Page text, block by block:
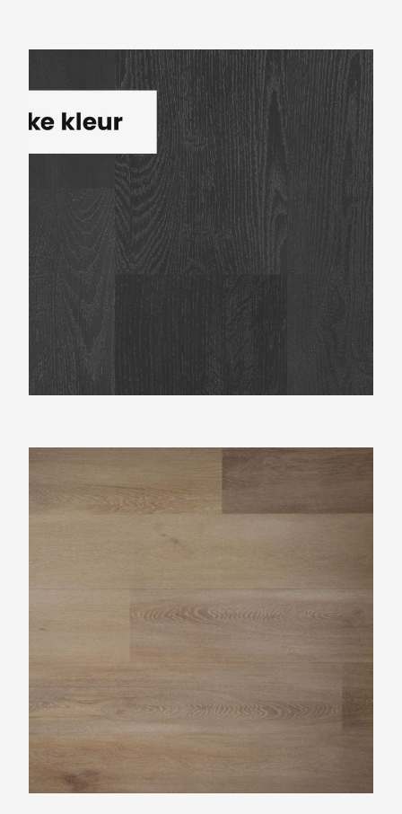
Montinique Largo XL M-541311A
Douwes Dekker Riante plank kandij/honing